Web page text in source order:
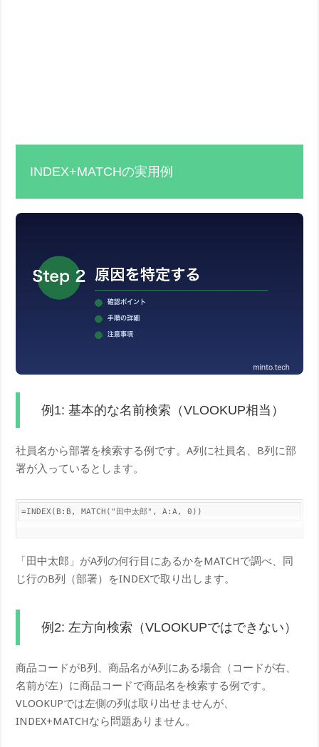
INDEX+MATCHの実用例
例1: 基本的な名前検索（VLOOKUP相当）
社員名から部署を検索する例です。A列に社員名、B列に部
署が入っているとします。
=INDEX(B:B, MATCH("田中太郎", A:A, 0))
「田中太郎」がA列の何行目にあるかをMATCHで調べ、同
じ行のB列（部署）をINDEXで取り出します。
例2: 左方向検索（VLOOKUPではできない）
商品コードがB列、商品名がA列にある場合（コードが右、
名前が左）に商品コードで商品名を検索する例です。
VLOOKUPでは左側の列は取り出せませんが、
INDEX+MATCHなら問題ありません。